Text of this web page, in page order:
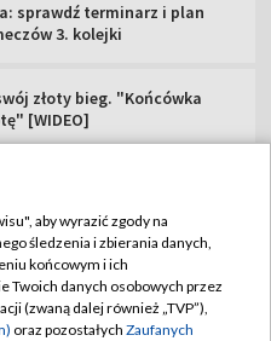
sprawdź terminarz i plan
3. kolejki
złoty bieg. "Końcówka
[WIDEO]
TVP
TVP
TVP
aby wyrazić zgody na
śledzenia i zbierania danych,
końcowym i ich
Twoich danych osobowych przez
(zwaną dalej również „TVP”),
oraz pozostałych Zaufanych